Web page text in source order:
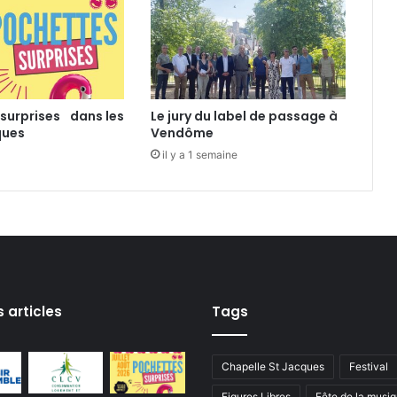
r
o
t
g
e
dans les
Le jury du label de passage à
Vendôme
il y a 1 semaine
articles Tags
Chapelle St Jacques Festival